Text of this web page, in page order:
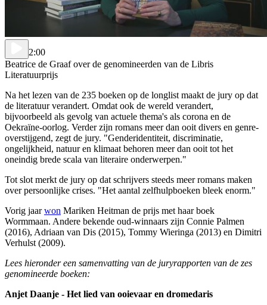
2:00
Beatrice de Graaf over de genomineerden van de Libris
Literatuurprijs
Na het lezen van de 235 boeken op de longlist maakt de jury op dat
de literatuur verandert. Omdat ook de wereld verandert,
bijvoorbeeld als gevolg van actuele thema's als corona en de
Oekraïne-oorlog. Verder zijn romans meer dan ooit divers en genre-
overstijgend, zegt de jury. "Genderidentiteit, discriminatie,
ongelijkheid, natuur en klimaat behoren meer dan ooit tot het
oneindig brede scala van literaire onderwerpen."
Tot slot merkt de jury op dat schrijvers steeds meer romans maken
over persoonlijke crises. "Het aantal zelfhulpboeken bleek enorm."
Vorig jaarwon Mariken Heitman de prijs met haar boek
Wormmaan. Andere bekende oud-winnaars zijn Connie Palmen
(2016), Adriaan van Dis (2015), Tommy Wieringa (2013) en Dimitri
Verhulst (2009).
Lees hieronder een samenvatting van de juryrapporten van de zes
genomineerde boeken:
Anjet Daanje - Het lied van ooievaar en dromedaris